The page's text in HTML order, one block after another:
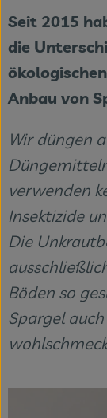
Seit 2015
die
Anbau von
Wir düngen
verwenden
Insektizide
Die
Böden so
Spargel